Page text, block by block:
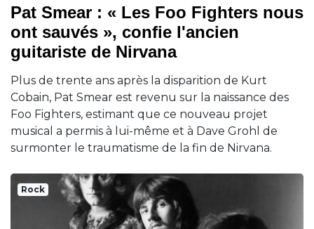
Pat Smear : « Les Foo Fighters nous
ont sauvés », confie l'ancien
guitariste de Nirvana
Plus de trente ans après la disparition de Kurt
Cobain, Pat Smear est revenu sur la naissance des
Foo Fighters, estimant que ce nouveau projet
musical a permis à lui-même et à Dave Grohl de
surmonter le traumatisme de la fin de Nirvana.
Rock